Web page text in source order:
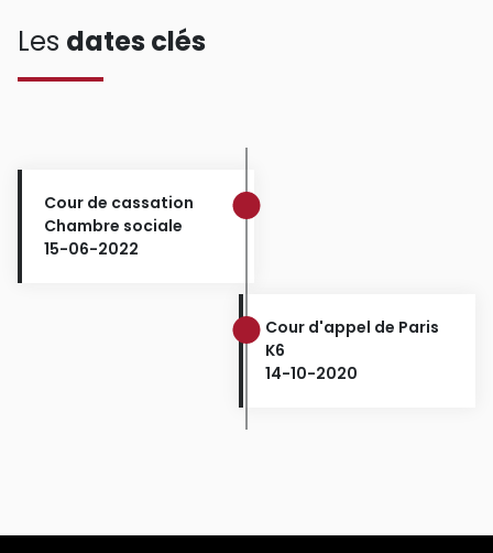
Les dates clés
Cour de cassation
Chambre sociale
15-06-2022
Cour d'appel de Paris
K6
14-10-2020